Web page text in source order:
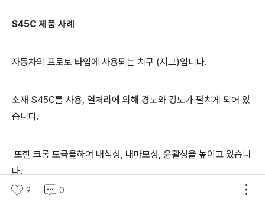
S45C 제품 사례
자동차의 프로토 타입에 사용되는 치구 (지그)입니다.
소재 S45C를 사용, 열처리에 의해 경도와 강도가 펼치게 되어 있
습니다.
또한 크롬 도금을하여 내식성, 내마모성, 윤활성을 높이고 있습니
다.
9 0